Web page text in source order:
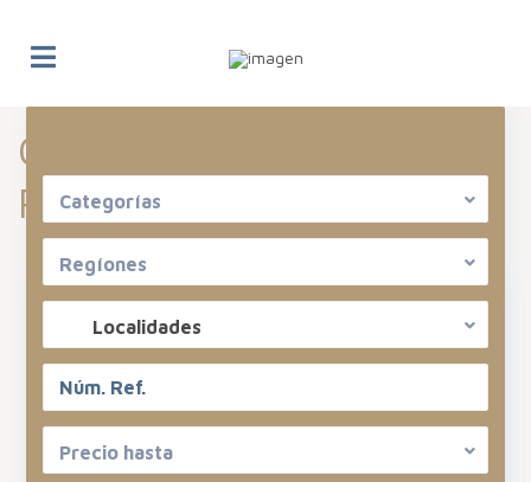
Categorías
Regíones
Localidades
Precio hasta
Categoría Archivos:
Revista